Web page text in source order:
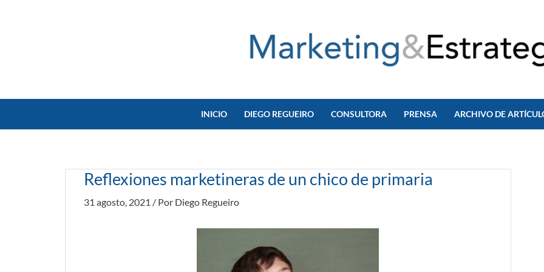
INICIO DIEGO REGUEIRO CONSULTORA PRENSA ARCHIVO DE
Reflexiones marketineras de un chico de primaria
31 agosto, 2021 / Por Diego Regueiro